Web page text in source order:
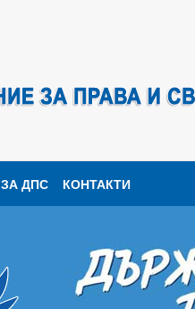
ЗА ДПС КОНТАКТИ